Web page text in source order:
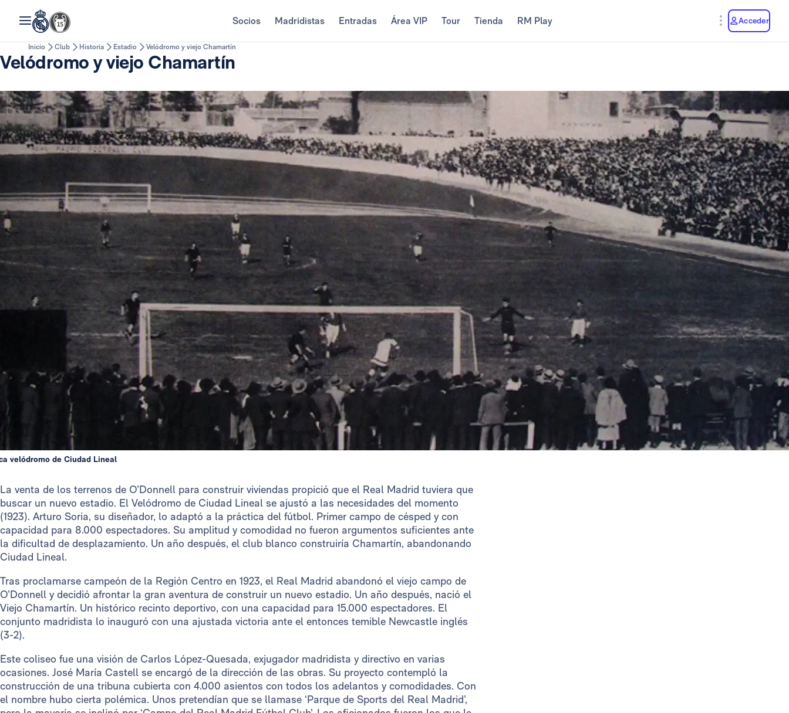
Socios Madridistas Entradas Área VIP Tour Tienda RM Play Acceder
Inicio Club Historia Estadio Velódromo y viejo Chamartín
Velódromo y viejo Chamartín
velódromo de Ciudad Lineal
La venta de los terrenos de O’Donnell para construir viviendas propició que el Real Madrid tuviera que
buscar un nuevo estadio. El Velódromo de Ciudad Lineal se ajustó a las necesidades del momento
(1923). Arturo Soria, su diseñador, lo adaptó a la práctica del fútbol. Primer campo de césped y con
capacidad para 8.000 espectadores. Su amplitud y comodidad no fueron argumentos suficientes ante
la dificultad de desplazamiento. Un año después, el club blanco construiría Chamartín, abandonando
Ciudad Lineal.
Tras proclamarse campeón de la Región Centro en 1923, el Real Madrid abandonó el viejo campo de
O’Donnell y decidió afrontar la gran aventura de construir un nuevo estadio. Un año después, nació el
Viejo Chamartín. Un histórico recinto deportivo, con una capacidad para 15.000 espectadores. El
conjunto madridista lo inauguró con una ajustada victoria ante el entonces temible Newcastle inglés
(3-2).
Este coliseo fue una visión de Carlos López-Quesada, exjugador madridista y directivo en varias
ocasiones. José María Castell se encargó de la dirección de las obras. Su proyecto contempló la
construcción de una tribuna cubierta con 4.000 asientos con todos los adelantos y comodidades. Con
el nombre hubo cierta polémica. Unos pretendían que se llamase ‘Parque de Sports del Real Madrid’,